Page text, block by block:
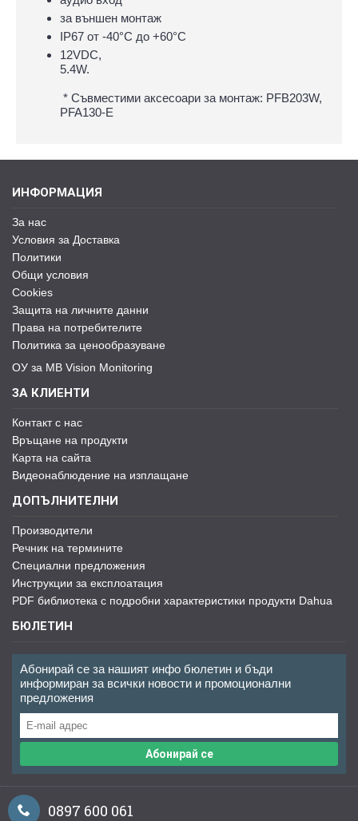
за външен монтаж
IP67 oт -40°С до +60°С
12VDC,
5.4W.
* Съвместими аксесоари за монтаж: PFB203W,
PFA130-E
ИНФОРМАЦИЯ
За нас
Условия за Доставка
Политики
Общи условия
Cookies
Защита на личните данни
Права на потребителите
Политика за ценообразуване
ОУ за MB Vision Monitoring
ЗА КЛИЕНТИ
Контакт с нас
Връщане на продукти
Карта на сайта
Видеонаблюдение на изплащане
ДОПЪЛНИТЕЛНИ
Производители
Речник на термините
Специални предложения
Инструкции за експлоатация
PDF библиотека с подробни характеристики продукти Dahua
БЮЛЕТИН
Абонирай се за нашият инфо бюлетин и бъди
информиран за всички новости и промоционални
предложения
Абонирай се
0897 600 061